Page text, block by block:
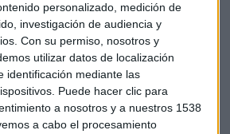
personalizado, medición de
investigación de audiencia y
Con su permiso, nosotros y
utilizar datos de localización
identificación mediante las
Puede hacer clic para
a nosotros y a nuestros 1538
a cabo el procesamiento
Alberto Iturralde analiza los
“está desatada en los últimos días y
subiendo”. Tiene un stop clarísimo,